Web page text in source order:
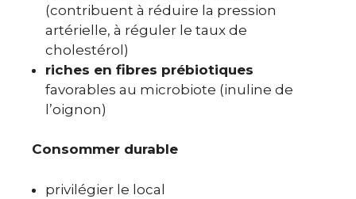
(contribuent à réduire la pression
artérielle, à réguler le taux de
cholestérol)
riches en fibres prébiotiques
favorables au microbiote (inuline de
l’oignon)
Consommer durable
privilégier le local